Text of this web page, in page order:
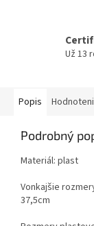
Už 13
Popis
Podrobný
Materiál: plast
Vonkajšie
37,5cm